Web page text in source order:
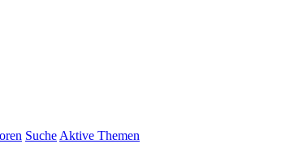
SucheAktive Themen